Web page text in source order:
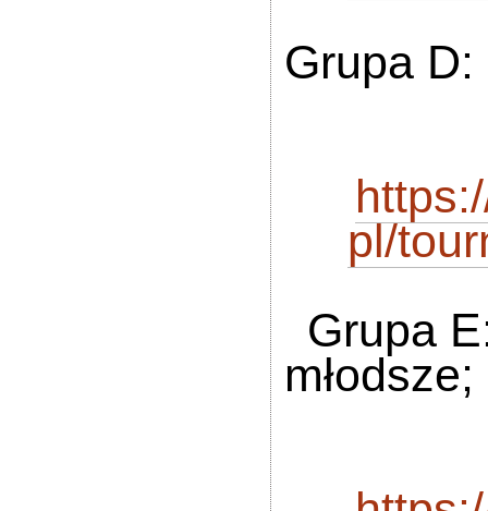
Grupa
pl/
Grupa